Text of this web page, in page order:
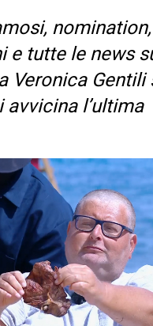
nomination,
e tutte le news
Veronica Gentili
avvicina l’ultima